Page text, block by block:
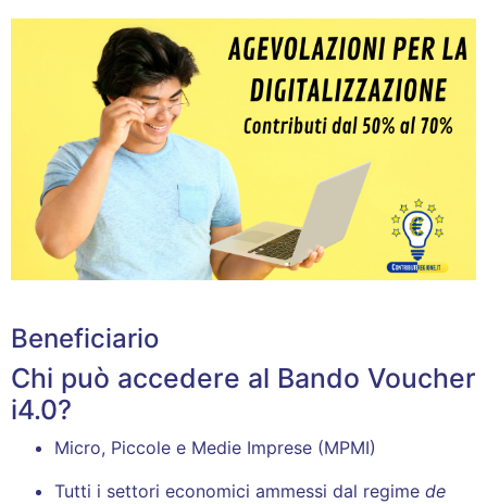
Beneficiario
Chi può accedere al Bando Voucher
i4.0?
Micro, Piccole e Medie Imprese (MPMI)
Tutti i settori economici ammessi dal regime de